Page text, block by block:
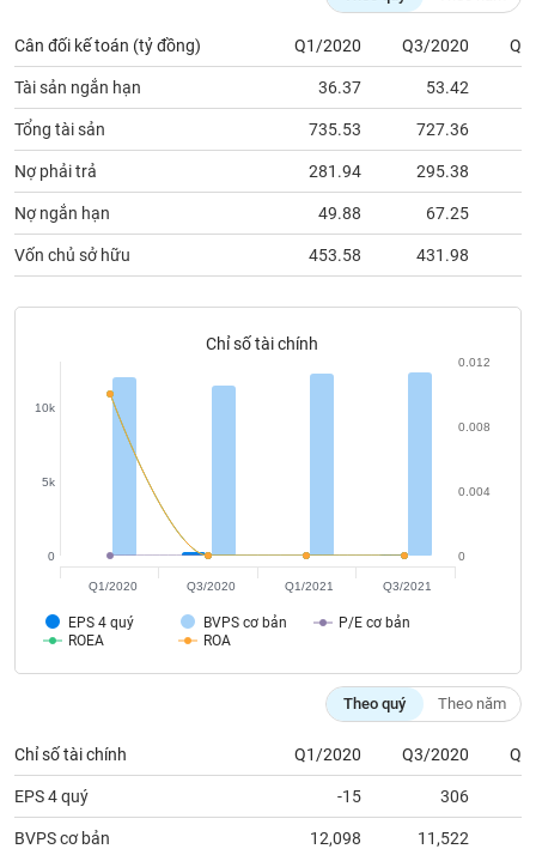
Cân đối kế toán (tỷ đồng) Q1/2020 Q3/2020
Tài sản ngắn hạn 36.37 53.42
Tổng tài sản 735.53 727.36
Nợ phải trả 281.94 295.38
Nợ ngắn hạn 49.88 67.25
Vốn chủ sở hữu 453.58 431.98
Chỉ số tài chính
EPS 4 quý BVPS cơ bản
P/E cơ bản
ROEA
ROA
0
5k
10k
0
0.004
0.008
0.012
Q1/2020 Q3/2020 Q1/2021 Q3/2021
Theo quý Theo năm
Chỉ số tài chính Q1/2020 Q3/2020
EPS 4 quý -15 306
BVPS cơ bản 12,098 11,522
tức
(-)
Bài
viết
của
tác
giả
(-)
ngữ
Dịch
Sách